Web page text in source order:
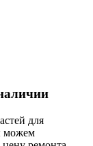
для
можем